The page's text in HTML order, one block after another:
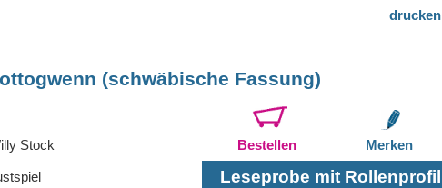
drucken
(schwäbische Fassung)
Stock Bestellen Merken
Leseprobe mit Rollenprofil